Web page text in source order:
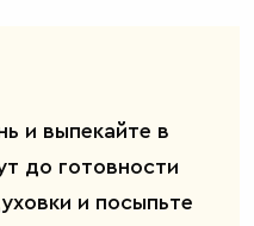
и выпекайте в
до готовности
и посыпьте